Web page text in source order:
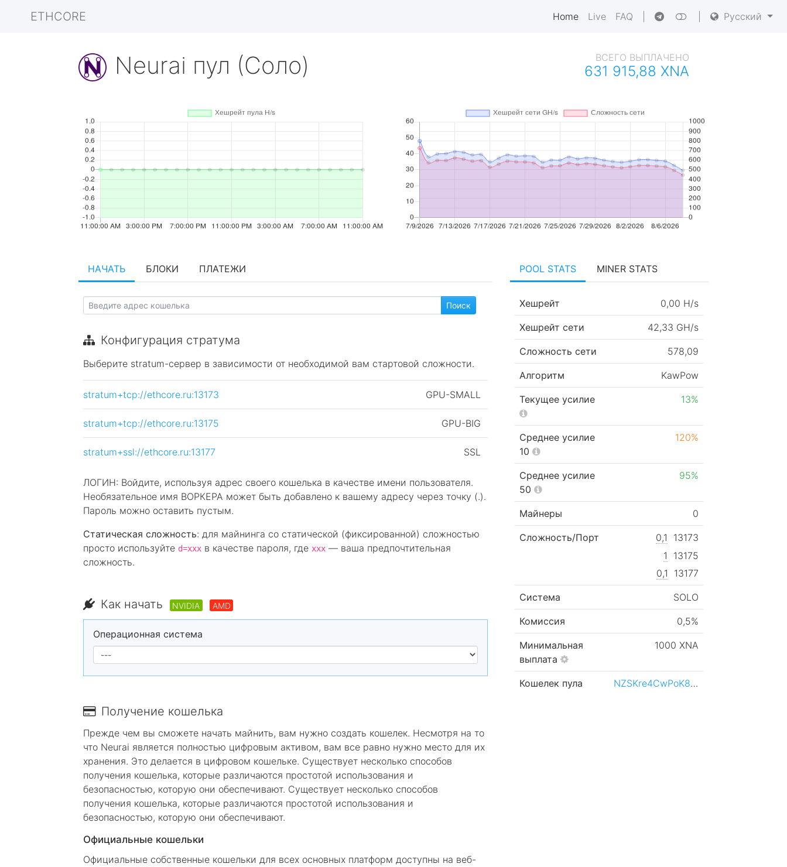
ETHCORE Home Live FAQ Русский
Neurai пул (Соло) ВСЕГО ВЫПЛАЧЕНО
631 915,88 XNA
НАЧАТЬ БЛОКИ ПЛАТЕЖИ
Конфигурация стратума
Выберите stratum-сервер в зависимости от необходимой вам стартовой сложности.
stratum+tcp://ethcore.ru:13173 GPU-SMALL
stratum+tcp://ethcore.ru:13175 GPU-BIG
stratum+ssl://ethcore.ru:13177 SSL
ЛОГИН: Войдите, используя адрес своего кошелька в качестве имени пользователя.
Необязательное имя ВОРКЕРА может быть добавлено к вашему адресу через точку (.).
Пароль можно оставить пустым.
Статическая сложность: для майнинга со статической (фиксированной) сложностью
просто используйте d=xxx в качестве пароля, где xxx — ваша предпочтительная
сложность.
Как начать NVIDIA AMD
Операционная система
Получение кошелька
Прежде чем вы сможете начать майнить, вам нужно создать кошелек. Несмотря на то
что Neurai является полностью цифровым активом, вам все равно нужно место для их
хранения. Это делается в цифровом кошельке. Существует несколько способов
получения кошелька, которые различаются простотой использования и
безопасностью, которую они обеспечивают. Существует несколько способов
получения кошелька, которые различаются простотой использования и
безопасностью, которую они обеспечивают.
Официальные кошельки
Официальные собственные кошельки для всех основных платформ доступны на веб-
POOL STATS MINER STATS
Хешрейт 0,00 H/s
Хешрейт сети 42,33 GH/s
Сложность сети 578,09
Алгоритм KawPow
Текущее усилие 13%
Среднее усилие
10
120%
Среднее усилие
50
95%
Майнеры 0
Сложность/Порт 0,1
13173
1
13175
0,1
13177
Система SOLO
Комиссия 0,5%
Минимальная
выплата
1000 XNA
Кошелек пула NZSKre4CwPoK8F5SbzPB1HozXa6nSoLGYQ